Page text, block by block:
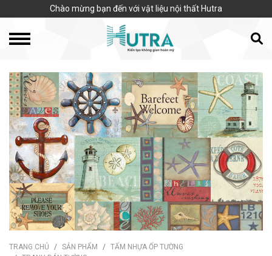
Chào mừng bạn đến với vật liệu nội thất Hutra
TRANG CHỦ SẢN PHẨM
TẤM NHỰA ỐP TƯỜNG